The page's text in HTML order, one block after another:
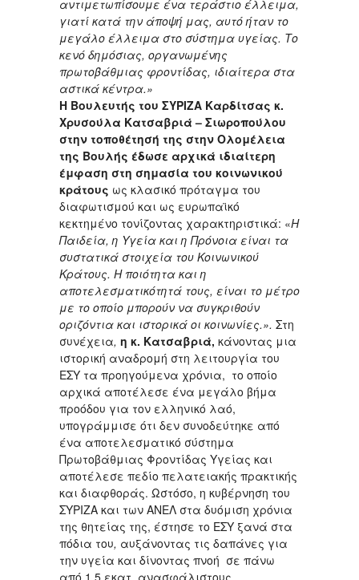
αντιμετωπίσουμε ένα τεράστιο έλλειμα,
γιατί κατά την άποψή μας, αυτό ήταν το
μεγάλο έλλειμα στο σύστημα υγείας. Το
κενό δημόσιας, οργανωμένης
πρωτοβάθμιας φροντίδας, ιδιαίτερα στα
αστικά κέντρα.»
Η Βουλευτής του ΣΥΡΙΖΑ Καρδίτσας κ.
Χρυσούλα Κατσαβριά – Σιωροπούλου
στην τοποθέτησή της στην Ολομέλεια
της Βουλής έδωσε αρχικά ιδιαίτερη
έμφαση στη σημασία του κοινωνικού
κράτους ως κλασικό πρόταγμα του
διαφωτισμού και ως ευρωπαϊκό
κεκτημένο τονίζοντας χαρακτηριστικά: «Η
Παιδεία, η Υγεία και η Πρόνοια είναι τα
συστατικά στοιχεία του Κοινωνικού
Κράτους. Η ποιότητα και η
αποτελεσματικότητά τους, είναι το μέτρο
με το οποίο μπορούν να συγκριθούν
οριζόντια και ιστορικά οι κοινωνίες.». Στη
συνέχεια, η κ. Κατσαβριά, κάνοντας μια
ιστορική αναδρομή στη λειτουργία του
ΕΣΥ τα προηγούμενα χρόνια, το οποίο
αρχικά αποτέλεσε ένα μεγάλο βήμα
προόδου για τον ελληνικό λαό,
υπογράμμισε ότι δεν συνοδεύτηκε από
ένα αποτελεσματικό σύστημα
Πρωτοβάθμιας Φροντίδας Υγείας και
αποτέλεσε πεδίο πελατειακής πρακτικής
και διαφθοράς. Ωστόσο, η κυβέρνηση του
ΣΥΡΙΖΑ και των ΑΝΕΛ στα δυόμιση χρόνια
της θητείας της, έστησε το ΕΣΥ ξανά στα
πόδια του, αυξάνοντας τις δαπάνες για
την υγεία και δίνοντας πνοή σε πάνω